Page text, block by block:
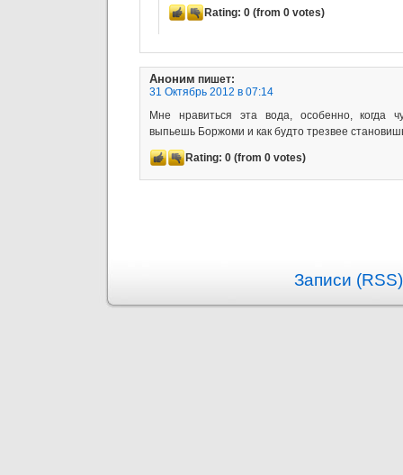
Rating: 0 (from 0 votes)
Аноним пишет:
31 Октябрь 2012 в 07:14
Мне нравиться эта вода, особенно, когда
выпьешь Боржоми и как будто трезвее
Rating: 0 (from 0 votes)
Записи (RSS)